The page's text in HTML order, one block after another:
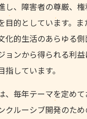
し、障害者の尊厳、
目的としています。ま
化的生活のあらゆる
ョンから得られる利
しています。
、毎年テーマを定め
クルーシブ開発のた